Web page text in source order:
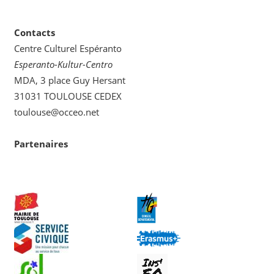
Contacts
Centre Culturel Espéranto
Esperanto-Kultur-Centro
MDA, 3 place Guy Hersant
31031 TOULOUSE CEDEX
toulouse@occeo.net
Partenaires